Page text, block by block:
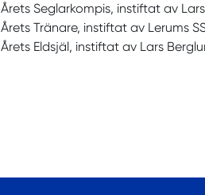
Årets Seglarkompis, instiftat av
Årets Tränare, instiftat av Lerums
Årets Eldsjäl, instiftat av Lars